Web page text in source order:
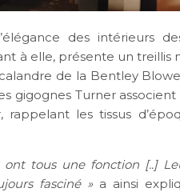
des intérieurs
à elle, présente un treillis
de la Bentley
gigognes Turner associent
les tissus
ont tous une fonction [..]
fasciné » a ainsi